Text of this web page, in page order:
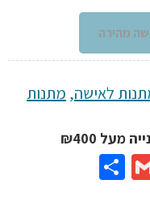
מהירה
לאישה, מתנות
Gmail